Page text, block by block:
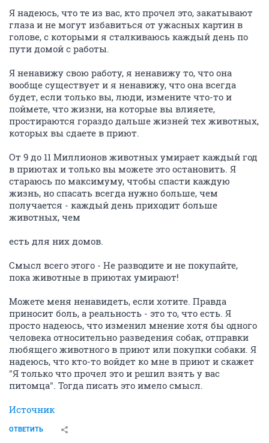
Я надеюсь, что те из вас, кто прочел это, закатывают
глаза и не могут избавиться от ужасных картин в
голове, с которыми я сталкиваюсь каждый день по
пути домой с работы.
Я ненавижу свою работу, я ненавижу то, что она
вообще существует и я ненавижу, что она всегда
будет, если только вы, люди, измените что-то и
поймете, что жизни, на которые вы влияете,
простираются гораздо дальше жизней тех животных,
которых вы сдаете в приют.
От 9 до 11 Миллионов животных умирает каждый год
в приютах и только вы можете это остановить. Я
стараюсь по максимуму, чтобы спасти каждую
жизнь, но спасать всегда нужно больше, чем
получается - каждый день приходит больше
животных, чем
есть для них домов.
Смысл всего этого - Не разводите и не покупайте,
пока животные в приютах умирают!
Можете меня ненавидеть, если хотите. Правда
приносит боль, а реальность - это то, что есть. Я
просто надеюсь, что изменил мнение хотя бы одного
человека относительно разведения собак, отправки
любящего животного в приют или покупки собаки. Я
надеюсь, что кто-то войдет ко мне в приют и скажет
"Я только что прочел это и решил взять у вас
питомца". Тогда писать это имело смысл.
Источник
ОТВЕТИТЬ